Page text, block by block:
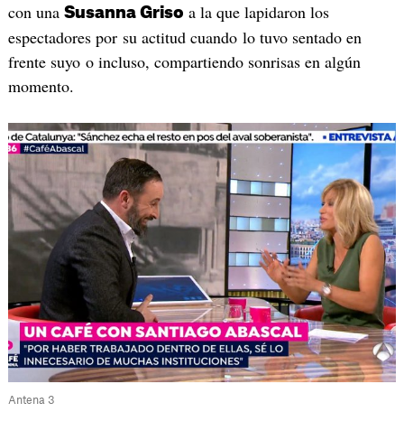
con una Susanna Griso a la que lapidaron los
espectadores por su actitud cuando lo tuvo sentado en
frente suyo o incluso, compartiendo sonrisas en algún
momento.
Antena 3